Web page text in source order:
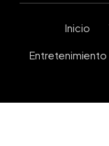
Inicio
Entretenimiento